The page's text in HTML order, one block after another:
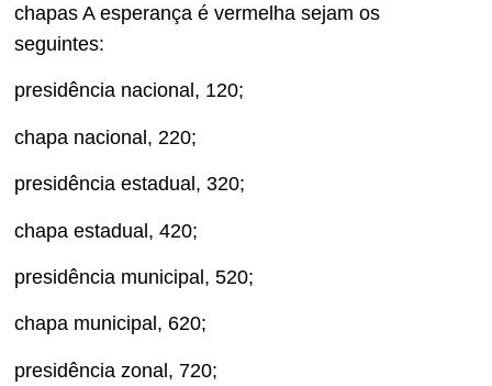
chapas A esperança é vermelha sejam os
seguintes:
presidência nacional, 120;
chapa nacional, 220;
presidência estadual, 320;
chapa estadual, 420;
presidência municipal, 520;
chapa municipal, 620;
presidência zonal, 720;